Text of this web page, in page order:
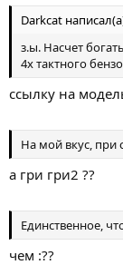
Darkcat
з.ы. Насчет
4х тактного
ссылку на
На мой вкус, при
а гри гри2 ??
Единственное,
чем :??